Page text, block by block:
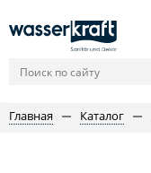
Главная Каталог